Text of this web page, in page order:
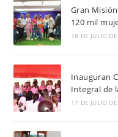
Gran
120 mil
18 DE JULIO
Inauguran
Integral de
17 DE JULIO